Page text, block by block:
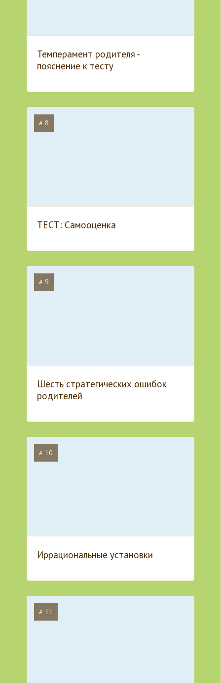
Темперамент родителя -
пояснение к тесту
# 8
ТЕСТ: Самооценка
# 9
Шесть стратегических ошибок
родителей
# 10
Иррациональные установки
# 11